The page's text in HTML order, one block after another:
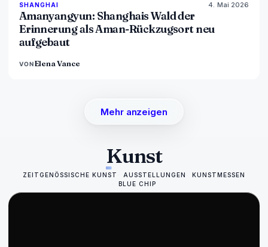
96% 78
SHANGHAI 4. Mai 2026
Amanyangyun: Shanghais Wald der
Erinnerung als Aman-Rückzugsort neu
aufgebaut
VONElena Vance
Mehr anzeigen
Kunst
ZEITGENÖSSISCHE KUNST AUSSTELLUNGEN
KUNSTMESSEN
BLUE CHIP